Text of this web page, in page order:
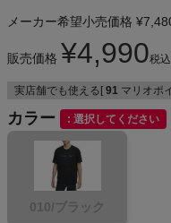
レディースカジュアルウェア
メンズスポーツウェア
レディーススポーツウェア
メーカー希望小売価格 ¥
販売価格 ¥4,990税込
実店舗でも使える[ 91 マリオポ
カラー 選択してください
010/ブラック